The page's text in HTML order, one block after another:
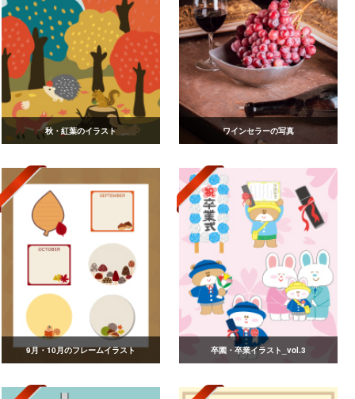
秋・紅葉のイラスト ワインセラーの写真
9月・10月のフレームイラスト 卒園・卒業イラスト_vol.3